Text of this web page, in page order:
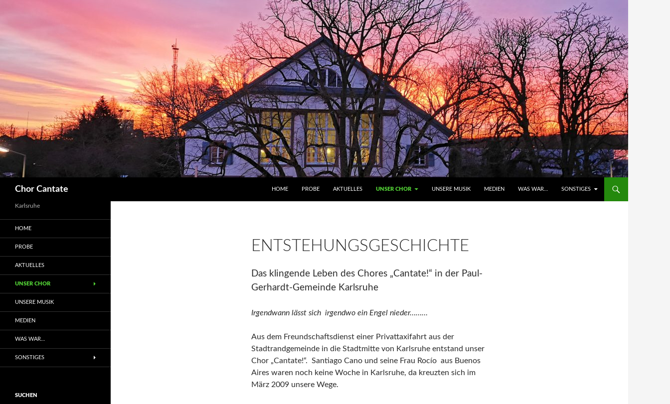
Chor Cantate
HOME
PROBE AKTUELLES UNSER CHOR UNSERE MUSIK MEDIEN WAS WAR… SONSTIGES
ENTSTEHUNGSGESCHICHTE
Das klingende Leben des Chores „Cantate!“ in der Paul-
Gerhardt-Gemeinde Karlsruhe
Irgendwann lässt sich irgendwo ein Engel nieder………
Aus dem Freundschaftsdienst einer Privattaxifahrt aus der
Stadtrandgemeinde in die Stadtmitte von Karlsruhe entstand unser
Chor „Cantate!“. Santiago Cano und seine Frau Rocío aus Buenos
Aires waren noch keine Woche in Karlsruhe, da kreuzten sich im
März 2009 unsere Wege.
Karlsruhe
HOME
PROBE
AKTUELLES
UNSER CHOR
UNSERE MUSIK
MEDIEN
WAS WAR…
SONSTIGES
SUCHEN